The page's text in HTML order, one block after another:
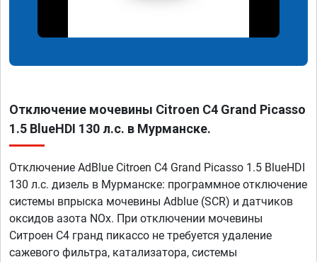
Отключение мочевины Citroen C4 Grand Picasso
1.5 BlueHDI 130 л.с. в Мурманске.
Отключение AdBlue Citroen C4 Grand Picasso 1.5 BlueHDI
130 л.с. дизель в Мурманске: программное отключение
системы впрыска мочевины Adblue (SCR) и датчиков
оксидов азота NOx. При отключении мочевины
Ситроен С4 гранд пикассо не требуется удаление
сажевого фильтра, катализатора, системы